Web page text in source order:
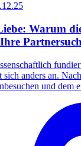
Warum
anders an.
und dem